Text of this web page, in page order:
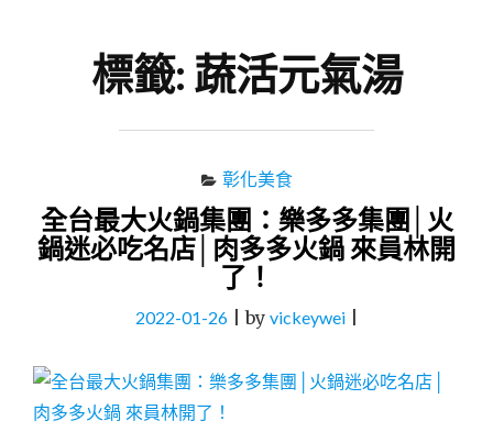
標籤: 蔬活元氣湯
彰化美食
全台最大火鍋集團：樂多多集團│火
鍋迷必吃名店│肉多多火鍋 來員林開
了！
2022-01-26|by vickeywei|